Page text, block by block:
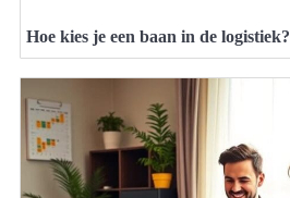
Hoe kies je een baan in de logistiek?